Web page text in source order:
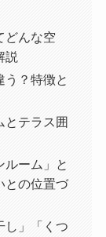
どんな空
説
う？特徴と
とテラス囲
ルーム」と
との位置づ
し」「くつ